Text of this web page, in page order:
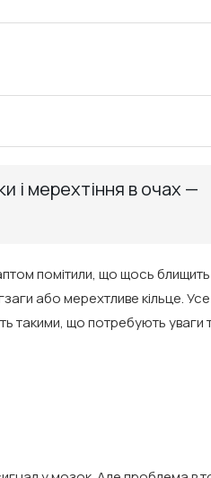
і мерехтіння в очах —
помітили, що щось
або мерехтливе кільце.
такими, що потребують уваги
він означає і